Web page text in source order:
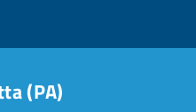
(PA)